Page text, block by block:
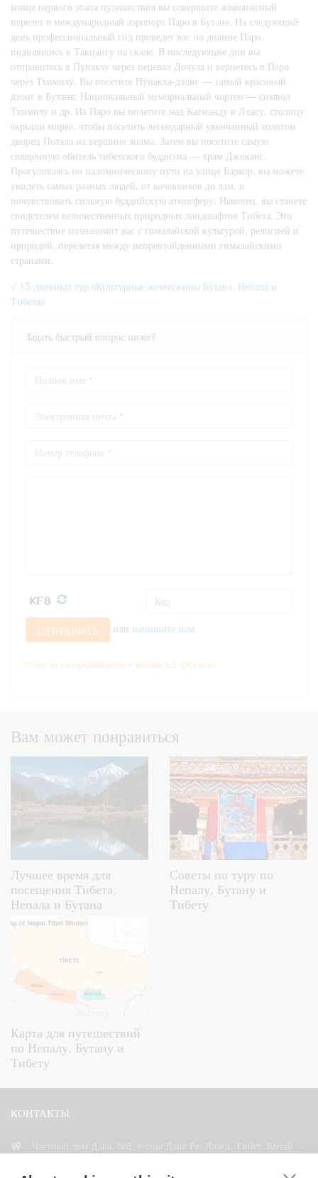
конце первого этапа путешествия вы совершите живописный
перелет в международный аэропорт Паро в Бутане. На следующий
день профессиональный гид проведет вас по долине Паро,
поднявшись к Такцангу на скале. В последующие дни вы
отправитесь в Пунакху через перевал Дочула и вернетесь в Паро
через Тхимпху. Вы посетите Пунакха-дзонг — самый красивый
дзонг в Бутане; Национальный мемориальный чортен — символ
Тхимпху и др. Из Паро вы полетите над Катманду в Лхасу, столицу
«крыши мира», чтобы посетить легендарный увенчанный золотом
дворец Потала на вершине холма. Затем вы посетите самую
священную обитель тибетского буддизма — храм Джоканг.
Прогуливаясь по паломническому пути на улице Баркор, вы можете
увидеть самых разных людей, от кочевников до лам, и
почувствовать сильную буддийскую атмосферу. Наконец, вы станете
свидетелем величественных природных ландшафтов Тибета. Это
путешествие познакомит вас с гималайской культурой, религией и
природой, перелетая между непревзойденными гималайскими
странами.
√ 15-дневный тур «Культурные жемчужины Бутана, Непала и
Тибета»
Задать быстрый вопрос ниже?
ОТПРАВИТЬ или напишите нам
Ответ по электронной почте в течение 0.5~24 часов.
Вам может понравиться
Лучшее время для
посещения Тибета,
Непала и Бутана
Советы по туру по
Непалу, Бутану и
Тибету
Карта для путешествий
по Непалу, Бутану и
Тибету
КОНТАКТЫ